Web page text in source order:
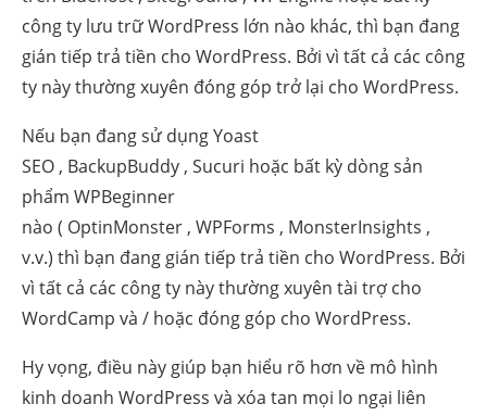
công ty lưu trữ WordPress lớn nào khác, thì bạn đang
gián tiếp trả tiền cho WordPress. Bởi vì tất cả các công
ty này thường xuyên đóng góp trở lại cho WordPress.
Nếu bạn đang sử dụng Yoast
SEO , BackupBuddy , Sucuri hoặc bất kỳ dòng sản
phẩm WPBeginner
nào ( OptinMonster , WPForms , MonsterInsights ,
v.v.) thì bạn đang gián tiếp trả tiền cho WordPress. Bởi
vì tất cả các công ty này thường xuyên tài trợ cho
WordCamp và / hoặc đóng góp cho WordPress.
Hy vọng, điều này giúp bạn hiểu rõ hơn về mô hình
kinh doanh WordPress và xóa tan mọi lo ngại liên